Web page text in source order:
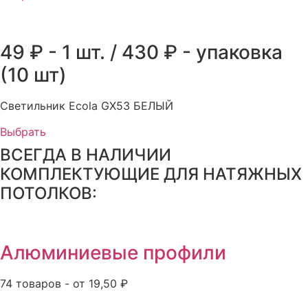
49 ₽ - 1 шт. / 430 ₽ - упаковка
(10 шт)
Светильник Ecola GX53 БЕЛЫЙ
Выбрать
ВСЕГДА В НАЛИЧИИ
КОМПЛЕКТУЮЩИЕ ДЛЯ НАТЯЖНЫХ
ПОТОЛКОВ:
Алюминиевые профили
74 товаров - от 19,50 ₽